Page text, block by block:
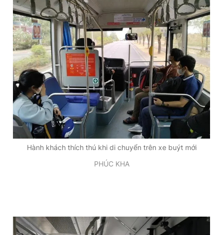
Hành khách thích thú khi di chuyển trên xe buýt mới
PHÚC KHA